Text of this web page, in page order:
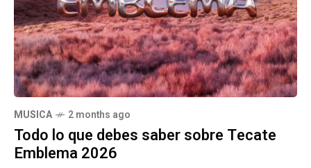
MUSICA 2 months ago
Todo lo que debes saber sobre Tecate
Emblema 2026